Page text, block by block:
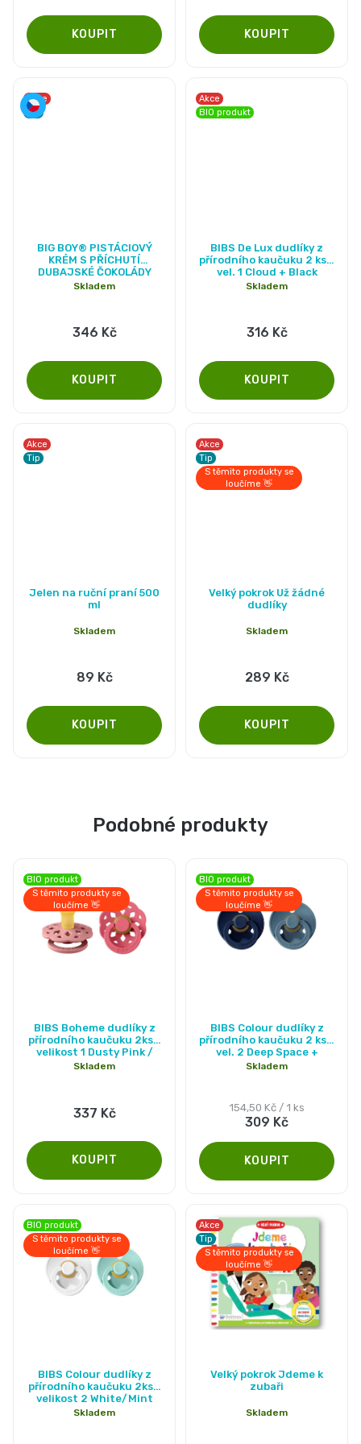
Pleny
podle
velikosti
hvězdiček.
Akce
Tip
BIG BOY® PISTÁCIOVÝ
KRÉM S PŘÍCHUTÍ
DUBAJSKÉ ČOKOLÁDY
170G
Skladem
346 Kč
Akce
BIO produkt
BIBS De Lux dudlíky z
přírodního kaučuku 2 ks -
vel. 1 Cloud + Black
hodnocení
produktu
hvězdiček.
Skladem
316 Kč
Akce
Tip
Jelen na ruční praní 500
mlhodnocení
produktu
5,0
hvězdiček.
Skladem
89 Kč
Akce
Tip
S těmito produkty se
loučíme 👋
Velký pokrok Už žádné
dudlíky
Skladem
289 Kč
Podobné produkty
BIO produkt
S těmito produkty se
loučíme 👋
BIBS Boheme dudlíky z
přírodního kaučuku 2ks -
velikost 1 Dusty Pink /
Coral
Skladem
337 Kč
BIO produkt
S těmito produkty se
loučíme 👋
BIBS Colour dudlíky z
přírodního kaučuku 2 ks -
vel. 2 Deep Space +
Petrol
hodnocení
produktu
5,0
z
hvězdiček.
Skladem
309 Kč
Měrná
cena:
154,50 Kč / 1 ks
BIO produkt
S těmito produkty se
loučíme 👋
BIBS Colour dudlíky z
přírodního kaučuku 2ks -
velikost 2 White/Mint
hodnocení
produktu
Skladem
Akce
Tip
S těmito produkty se
loučíme 👋
Velký pokrok Jdeme k
zubaři
Skladem